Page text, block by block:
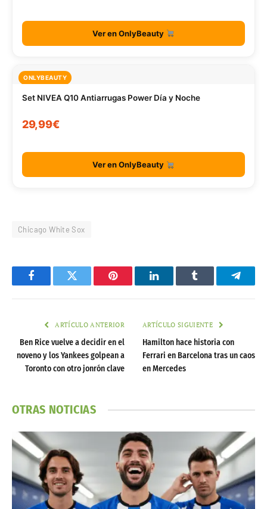
Ver en OnlyBeauty
ONLYBEAUTY
Set NIVEA Q10 Antiarrugas Power Día y Noche
29,99€
Ver en OnlyBeauty
Chicago White Sox
FacebookTwitter Pinterest LinkedInTumblr
ARTÍCULO ANTERIOR
Ben Rice vuelve a decidir en el
noveno y los Yankees golpean a
Toronto con otro jonrón clave
ARTÍCULO SIGUIENTE
Hamilton hace historia con
Ferrari en Barcelona tras un caos
en Mercedes
OTRAS NOTICIAS